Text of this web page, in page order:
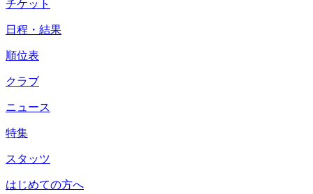
チケット
日程・結果
順位表
クラブ
ニュース
特集
スタッツ
はじめての方へ